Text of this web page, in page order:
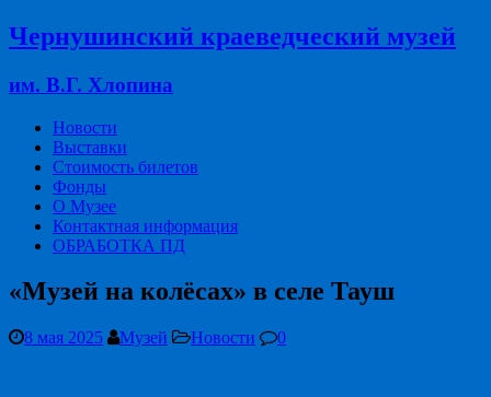
Чернушинский краеведческий музей
им. В.Г. Хлопина
Новости
Выставки
Стоимость билетов
Фонды
О Музее
Контактная информация
ОБРАБОТКА ПД
«Музей на колёсах» в селе Тауш
8 мая 2025 Музей Новости 0